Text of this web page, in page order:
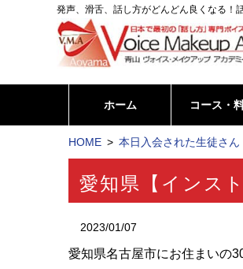
発声、滑舌、話し方がどんどん良くなる！
ホーム コース・
HOME 本日入会された生徒さん
愛知県【インス
2023/01/07
愛知県名古屋市にお住まいの